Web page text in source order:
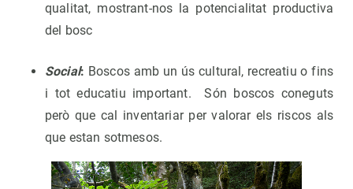
qualitat, mostrant-nos la potencialitat productiva
del bosc
Social: Boscos amb un ús cultural, recreatiu o fins
i tot educatiu important. Són boscos coneguts
però que cal inventariar per valorar els riscos als
que estan sotmesos.